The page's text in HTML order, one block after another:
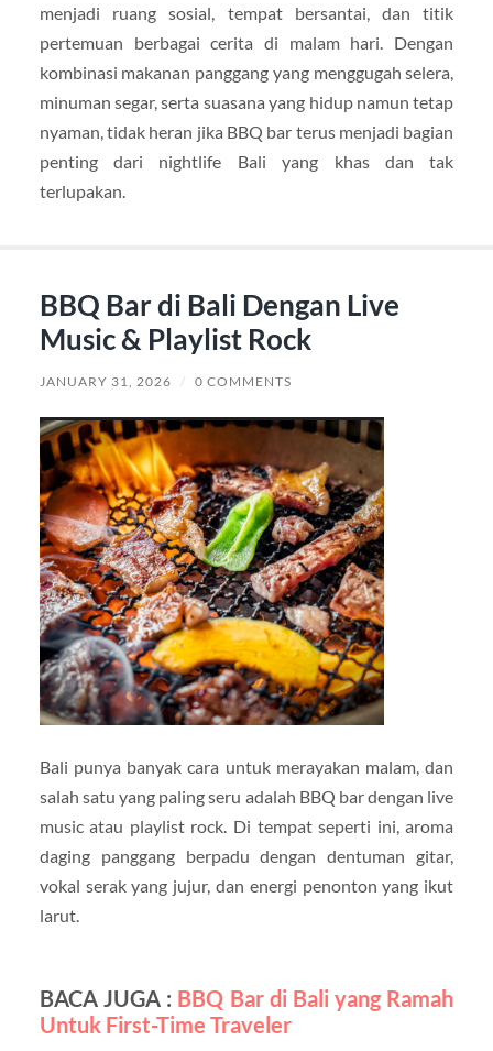
menjadi ruang sosial, tempat bersantai, dan titik
pertemuan berbagai cerita di malam hari. Dengan
kombinasi makanan panggang yang menggugah selera,
minuman segar, serta suasana yang hidup namun tetap
nyaman, tidak heran jika BBQ bar terus menjadi bagian
penting dari nightlife Bali yang khas dan tak
terlupakan.
BBQ Bar di Bali Dengan Live
Music & Playlist Rock
JANUARY 31, 2026 / 0 COMMENTS
Bali punya banyak cara untuk merayakan malam, dan
salah satu yang paling seru adalah BBQ bar dengan live
music atau playlist rock. Di tempat seperti ini, aroma
daging panggang berpadu dengan dentuman gitar,
vokal serak yang jujur, dan energi penonton yang ikut
larut.
BACA JUGA : BBQ Bar di Bali yang Ramah
Untuk First-Time Traveler